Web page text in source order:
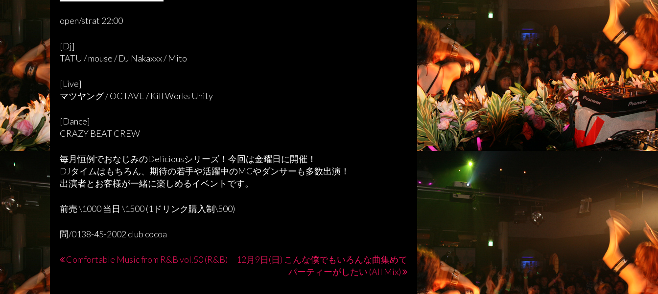
open/strat 22:00
[Dj]
TATU / mouse / DJ Nakaxxx / Mito
[Live]
マツヤング / OCTAVE / Kill Works Unity
[Dance]
CRAZY BEAT CREW
毎月恒例でおなじみのDeliciousシリーズ！今回は金曜日に開催！
DJタイムはもちろん、期待の若手や活躍中のMCやダンサーも多数出演！
出演者とお客様が一緒に楽しめるイベントです。
前売 \1000 当日 \1500 (1ドリンク購入制\500)
問/0138-45-2002 club cocoa
Comfortable Music from R&B vol.50 (R&B)
12月9日(日) こんな僕でもいろんな曲集めて
パーティーがしたい (All Mix)